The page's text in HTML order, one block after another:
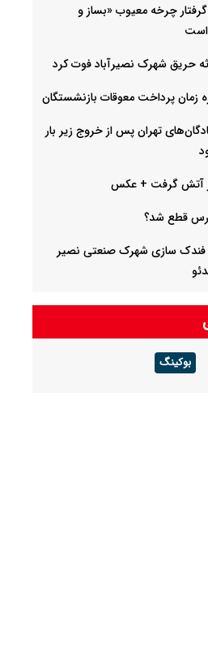
گرفتار چرخه معیوب «بساز و
حریق شهرک نصیرآباد فوت کرد
زمان پرداخت معوقات بازنشستگان
تهران پس از خروج زیر بار
آتش گرفت + عکس
قطع شد؟
فندک سازی شهرک صنعتی نصیر
قتل حمیدرضا رجب‌زاده از زبان
کشور + ویدئو
بوکینگ